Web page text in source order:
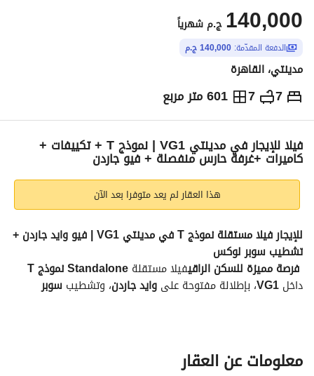
ج.م 140,000 شهرياً
الدفعة المقدّمة: 140,000 ج.م
مدينتي، القاهرة
7
7 601 متر مربع ج.م140,000شهرياً
الاماكن القريبة فيلا للإيجار في مدينتي VG1 | نموذج T + تكييفات +
كاميرات +غرفة حارس منفصلة + فيو جاردن
هذا العقار لم يعد متوفرا بعد الآن
تشطيب سوبر لوكس
فرصة مميزة للسكن الراقيفيلا مستقلة Standalone نموذج T
داخل VG1، بإطلالة مفتوحة على وايد جاردن، وتشطيب سوبر
النموذج: T
الموقع: VG1 – بالقرب من بوابة 2
معلومات عن العقار